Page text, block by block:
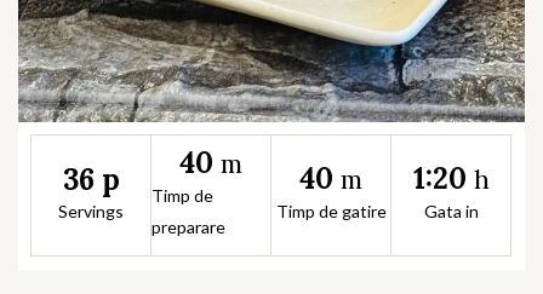
36 p
Servings
40 m
Timp de
preparare
40 m
Timp de gatire
1:20 h
Gata in